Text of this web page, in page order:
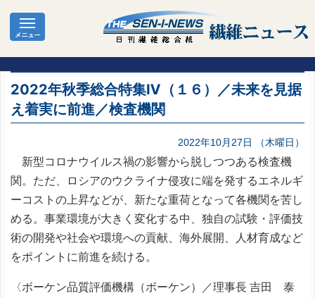
2022年秋季総合特集Ⅳ（１６）／未来を見据
え着実に前進／検査機関
2022年10月27日 （木曜日）
新型コロナウイルス禍の影響から脱しつつある検査機
関。ただ、ロシアのウクライナ侵攻に端を発するエネルギ
ーコストの上昇などが、新たな重荷となって各機関を苦し
める。事業環境が大きく変化する中、独自の試験・評価技
術の開発や社会や環境への貢献、海外展開、人材育成など
をポイントに前進を続ける。
〈ボーケン品質評価機構（ボーケン）／理事長 吉田 泰